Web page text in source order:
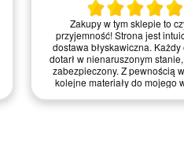
Zakupy w tym sklepie to
przyjemność! Strona jest
dostawa błyskawiczna. Każdy
dotarł w nienaruszonym
zabezpieczony. Z pewnością
kolejne materiały do mojego